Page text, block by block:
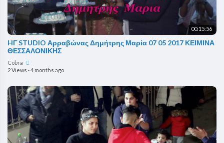
00:15:56
HΓ STUDIO Αρραβώνας Δημήτρης Μαρία 07 05 2017 ΚΕΙΜΙΝΑ
ΘΕΣΣΑΛΟΝΙΚΗΣ
Cobra
2 Views ·4 months ago